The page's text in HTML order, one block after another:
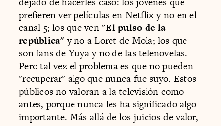
prefieren ver películas en Netflix y no en el
canal 5; los que ven"El pulso de la
república"y no a Loret de Mola; los que
son fans de Yuya y no de las telenovelas.
Pero tal vez el problema es que no pueden
"recuperar" algo que nunca fue suyo. Estos
públicos no valoran a la televisión como
antes, porque nunca les ha significado algo
importante. Más allá de los juicios de valor,